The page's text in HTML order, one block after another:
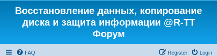
Восстановление данных, копирование
диска и защита информации @R-TT
Форум
FAQ Login
Register